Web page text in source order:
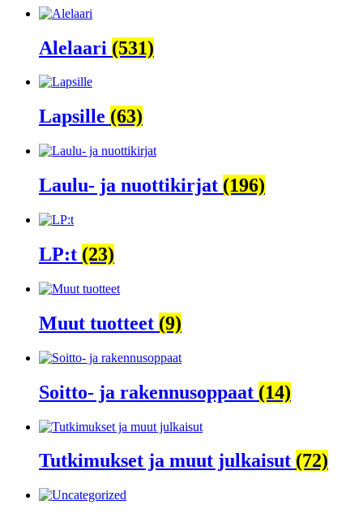
Alelaari (531)
Lapsille (63)
Laulu- ja nuottikirjat (196)
LP:t (23)
Muut tuotteet (9)
Soitto- ja rakennusoppaat (14)
Tutkimukset ja muut julkaisut (72)